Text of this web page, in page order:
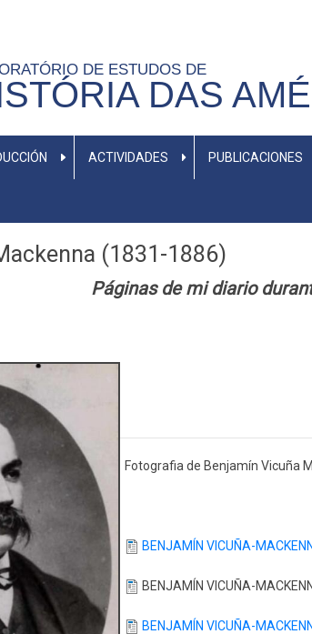
DE ESTUDOS DE
DAS
ACTIVIDADES PUBLICACIONES
(1831-1886)
Páginas de mi diario
Fotografia de Benjamín Vicuña
BENJAMÍN VICUÑA-
BENJAMÍN VICUÑA-
BENJAMÍN VICUÑA-